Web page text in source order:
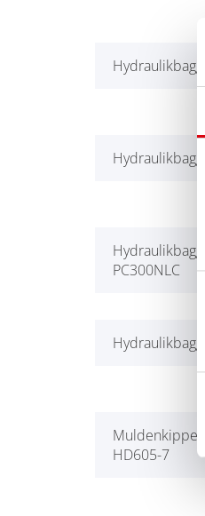
PC300NLC
HD605-7